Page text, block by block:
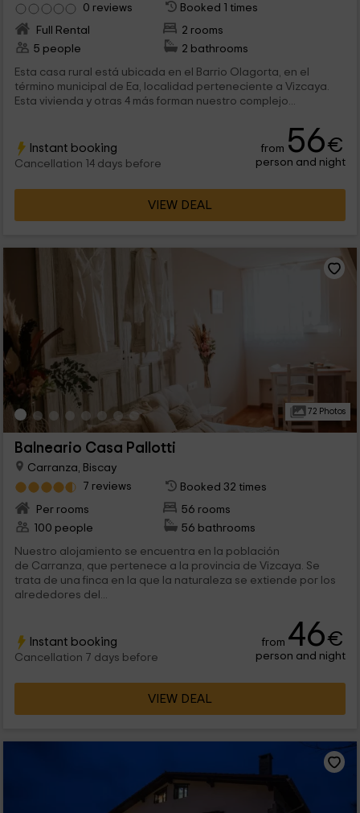
0 reviews
Booked 1 times
Full Rental
2 rooms
5 people
2 bathrooms
Esta casa rural está ubicada en el Barrio Olagorta, en el
término municipal de Ea, localidad perteneciente a Vizcaya.
Esta vivienda y otras 4 más forman nuestro complejo...
Instant booking
Cancellation 14 days before
from 56€
person and night
VIEW DEAL
72 Photos
Balneario Casa Pallotti
Carranza, Biscay
7 reviews
Booked 32 times
Per rooms
56 rooms
100 people
56 bathrooms
Nuestro alojamiento se encuentra en la población
de Carranza, que pertenece a la provincia de Vizcaya. Se
trata de una finca en la que la naturaleza se extiende por los
alrededores del...
Instant booking
Cancellation 7 days before
from 46€
person and night
VIEW DEAL